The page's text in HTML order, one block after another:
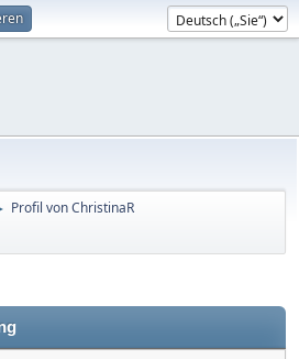
Profil von ChristinaR